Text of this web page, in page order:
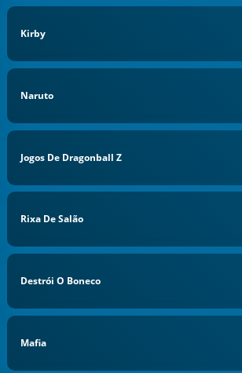
Kirby
Naruto
Jogos De Dragonball Z
Rixa De Salão
Destrói O Boneco
Mafia